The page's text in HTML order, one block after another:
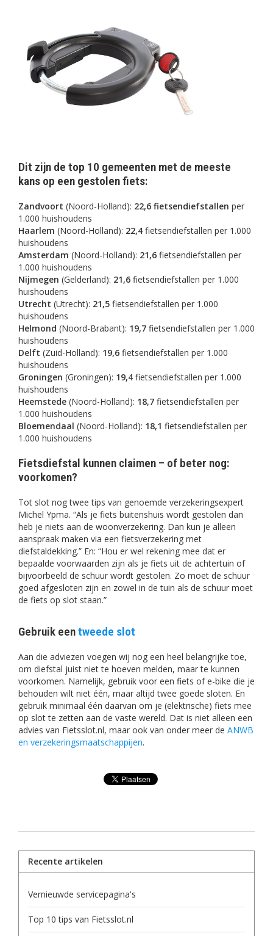
Dit zijn de top 10 gemeenten met de meeste
kans op een gestolen fiets:
Zandvoort (Noord-Holland): 22,6 fietsendiefstallen per
1.000 huishoudens
Haarlem (Noord-Holland): 22,4 fietsendiefstallen per 1.000
huishoudens
Amsterdam (Noord-Holland): 21,6 fietsendiefstallen per
1.000 huishoudens
Nijmegen (Gelderland): 21,6 fietsendiefstallen per 1.000
huishoudens
Utrecht (Utrecht): 21,5 fietsendiefstallen per 1.000
huishoudens
Helmond (Noord-Brabant): 19,7 fietsendiefstallen per 1.000
huishoudens
Delft (Zuid-Holland): 19,6 fietsendiefstallen per 1.000
huishoudens
Groningen (Groningen): 19,4 fietsendiefstallen per 1.000
huishoudens
Heemstede (Noord-Holland): 18,7 fietsendiefstallen per
1.000 huishoudens
Bloemendaal (Noord-Holland): 18,1 fietsendiefstallen per
1.000 huishoudens
Fietsdiefstal kunnen claimen – of beter nog:
voorkomen?
Tot slot nog twee tips van genoemde verzekeringsexpert
Michel Ypma. “Als je fiets buitenshuis wordt gestolen dan
heb je niets aan de woonverzekering. Dan kun je alleen
aanspraak maken via een fietsverzekering met
diefstaldekking.” En: “Hou er wel rekening mee dat er
bepaalde voorwaarden zijn als je fiets uit de achtertuin of
bijvoorbeeld de schuur wordt gestolen. Zo moet de schuur
goed afgesloten zijn en zowel in de tuin als de schuur moet
de fiets op slot staan.”
Gebruik eentweede slot
Aan die adviezen voegen wij nog een heel belangrijke toe,
om diefstal juist niet te hoeven melden, maar te kunnen
voorkomen. Namelijk, gebruik voor een fiets of e-bike die je
behouden wilt niet één, maar altijd twee goede sloten. En
gebruik minimaal één daarvan om je (elektrische) fiets mee
op slot te zetten aan de vaste wereld. Dat is niet alleen een
advies van Fietsslot.nl, maar ook van onder meer de ANWB
en verzekeringsmaatschappijen.
Recente artikelen
Vernieuwde servicepagina's
Top 10 tips van Fietsslot.nl